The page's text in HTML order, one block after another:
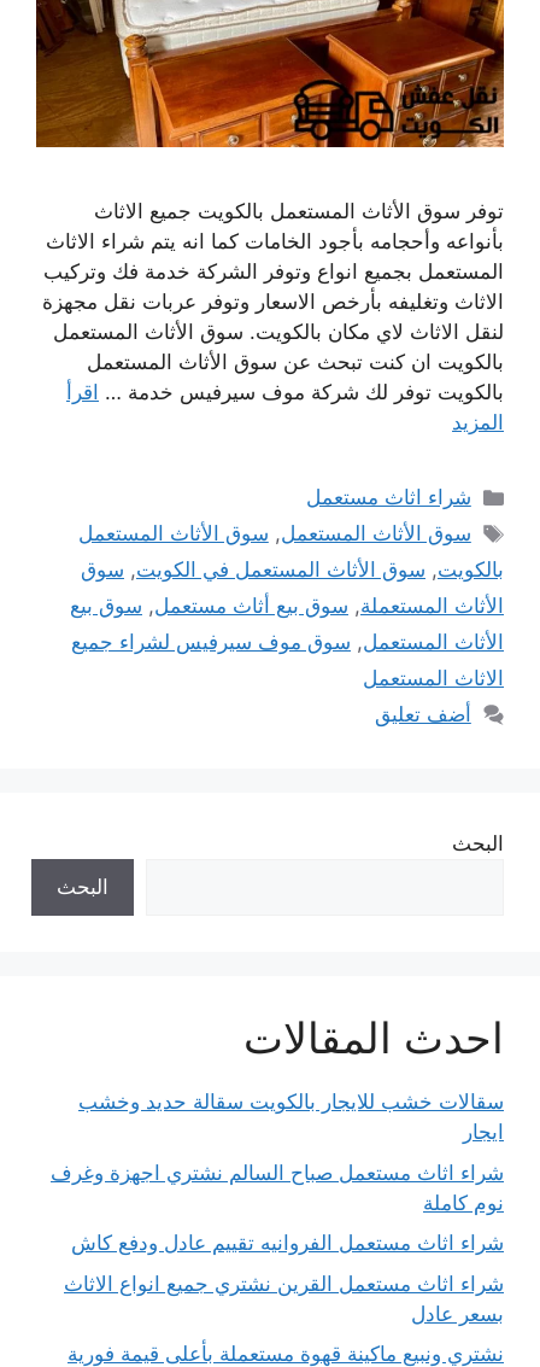
توفر سوق الأثاث المستعمل بالكويت جميع الاثاث
بأنواعه وأحجامه بأجود الخامات كما انه يتم شراء الاثاث
المستعمل بجميع انواع وتوفر الشركة خدمة فك وتركيب
الاثاث وتغليفه بأرخص الاسعار وتوفر عربات نقل مجهزة
لنقل الاثاث لاي مكان بالكويت. سوق الأثاث المستعمل
بالكويت ان كنت تبحث عن سوق الأثاث المستعمل
بالكويت توفر لك شركة موف سيرفيس خدمة … اقرأ
المزيد
التصنيفات
شراء اثاث مستعمل
الوسوم
سوق الأثاث المستعمل, سوق الأثاث المستعمل
بالكويت, سوق الأثاث المستعمل في الكويت, سوق
الأثاث المستعملة, سوق بيع أثاث مستعمل, سوق بيع
الأثاث المستعمل, سوق موف سيرفيس لشراء جميع
الاثاث المستعمل
أضف تعليق
البحث
البحث
احدث المقالات
سقالات خشب للايجار بالكويت سقالة حديد وخشب
ايجار
شراء اثاث مستعمل صباح السالم نشتري اجهزة وغرف
نوم كاملة
شراء اثاث مستعمل الفروانيه تقييم عادل ودفع كاش
شراء اثاث مستعمل القرين نشتري جميع انواع الاثاث
بسعر عادل
نشتري ونبيع ماكينة قهوة مستعملة بأعلى قيمة فورية